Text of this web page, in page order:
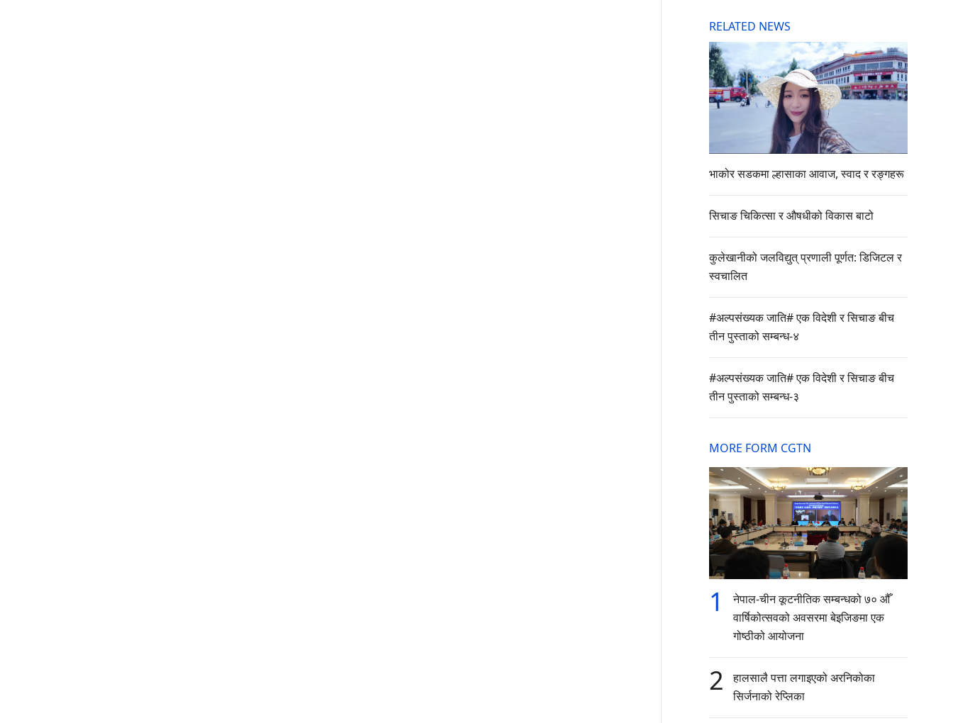
RELATED NEWS
भाकोर सडकमा ल्हासाका आवाज, स्वाद र रङ्गहरू
सिचाङ चिकित्सा र औषधीको विकास बाटो
कुलेखानीको जलविद्युत् प्रणाली पूर्णत: डिजिटल र
स्वचालित
#अल्पसंख्यक जाति# एक विदेशी र सिचाङ बीच
तीन पुस्ताको सम्बन्ध-४
#अल्पसंख्यक जाति# एक विदेशी र सिचाङ बीच
तीन पुस्ताको सम्बन्ध-३
MORE FORM CGTN
1
नेपाल-चीन कूटनीतिक सम्बन्धको ७० औँ
वार्षिकोत्सवको अवसरमा बेइजिङमा एक
गोष्ठीको आयोजना
2
हालसालै पत्ता लगाइएको अरनिकोका
सिर्जनाको रेप्लिका